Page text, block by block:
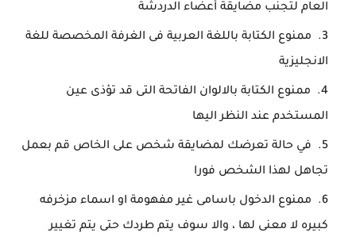
العام لتجنب مضايقة أعضاء الدردشة
ممنوع الكتابة باللغة العربية فى الغرفة المخصصة للغة
الانجليزية
ممنوع الكتابة بالالوان الفاتحة التى قد تؤذى عين
المستخدم عند النظر اليها
في حالة تعرضك لمضايقة شخص على الخاص قم بعمل
تجاهل لهذا الشخص فورا
ممنوع الدخول باسامى غير مفهومة او اسماء مزخرفه
كبيره لا معنى لها ، والا سوف يتم طردك حتى يتم تغيير